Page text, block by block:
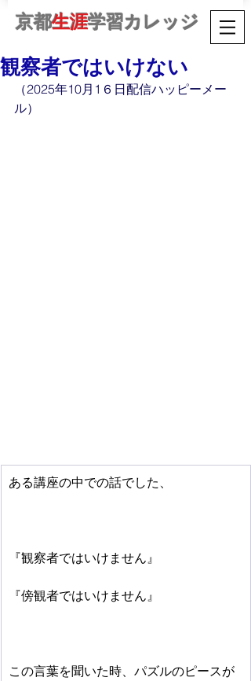
京都生涯学習カレッジ
観察者ではいけない
（2025年10月1６日配信ハッピーメー
ル）
ある講座の中での話でした、
『観察者ではいけません』
『傍観者ではいけません』
この言葉を聞いた時、パズルのピースが